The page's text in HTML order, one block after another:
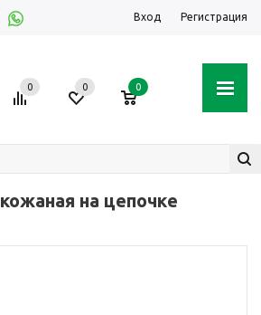
Вход Регистрация
0 0 0
на цепочке